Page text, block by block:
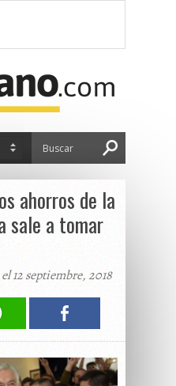
ahorros de la
sale a tomar
12 septiembre, 2018